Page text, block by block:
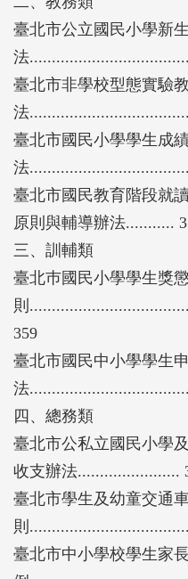
臺北市公立國民小學新
法
臺北市非學校型態實驗
法
臺北市國民小學學生成
法
臺北市國民教育階段就
原則與輔導辦法...........
三、訓輔類
臺北巿國民小學學生獎
則
359
臺北市國民中小學學生
法
四、總務類
臺北市公私立國民小學
收支辦法.......................
臺北市學生及幼童交通
則
臺北市中小學校學生家